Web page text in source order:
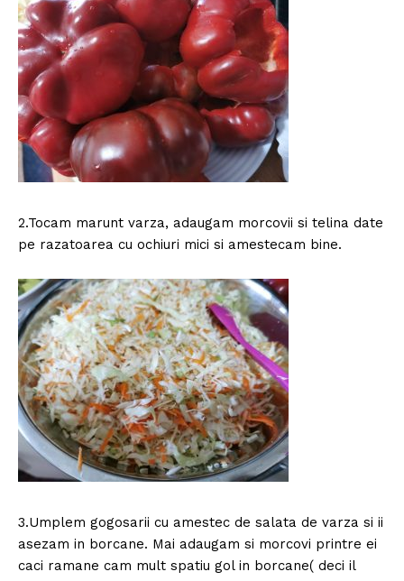
2.Tocam marunt varza, adaugam morcovii si telina date
pe razatoarea cu ochiuri mici si amestecam bine.
3.Umplem gogosarii cu amestec de salata de varza si ii
asezam in borcane. Mai adaugam si morcovi printre ei
caci ramane cam mult spatiu gol in borcane( deci il